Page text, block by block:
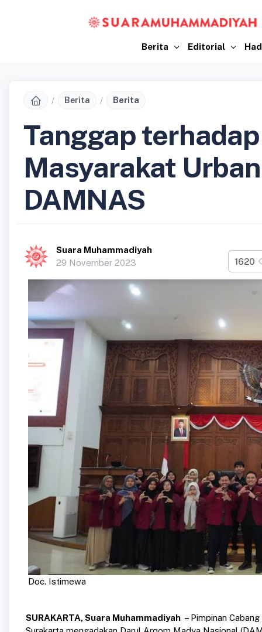
Berita Editorial
Berita Berita
Tanggap
Masyarakat
DAMNAS
Suara Muhammadiyah
29 November 2023
1620
Doc. Istimewa
SURAKARTA, Suara Muhammadiyah – Pimpinan